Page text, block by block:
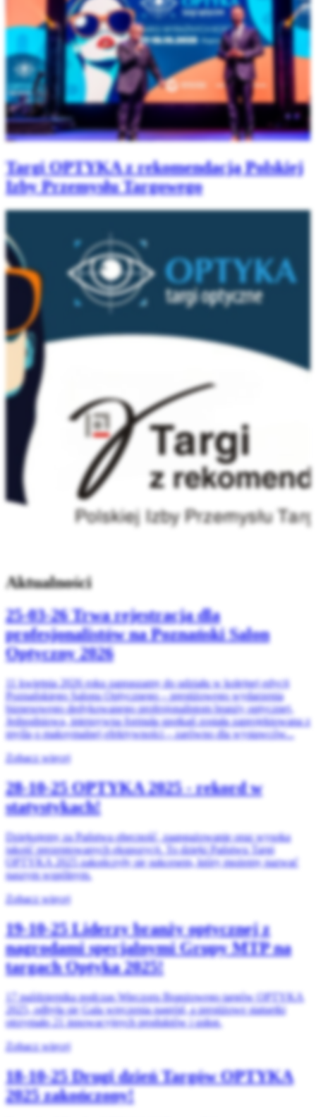
Targi OPTYKA z rekomendacją Polskiej
Izby Przemysłu Targowego
Aktualności
25-03-26Trwa rejestracja dla
profesjonalistów na Poznański Salon
Optyczny 2026
11 kwietnia 2026 roku zapraszamy do udziału w kolejnej edycji
Poznańskiego Salonu Optycznego – prestiżowego wydarzenia
biznesowego dedykowanego profesjonalistom branży optycznej.
Jednodniowa, intensywna formuła spotkań została zaprojektowana z
myślą o maksymalnej efektywności – zarówno dla wystawców...
Zobacz więcej
28-10-25OPTYKA 2025 - rekord w
statystykach!
Dziękujemy za Państwa obecność, zaangażowanie oraz wysoką
jakość prezentowanych ekspozycji. To dzięki Państwu Targi
OPTYKA 2025 zakończyły się sukcesem, który możemy nazwać
naszym wspólnym.
Zobacz więcej
19-10-25Liderzy branży optycznej z
nagrodami specjalnymi Grupy MTP na
targach Optyka 2025!
17 października podczas Wieczoru Branżowego targów OPTYKA
2025, odbyła się Gala wręczenia nagród, a prestiżowe statuetki
otrzymało 21 innowacyjnych produktów i usług.
Zobacz więcej
18-10-25Drugi dzień Targów OPTYKA
2025 zakończony!